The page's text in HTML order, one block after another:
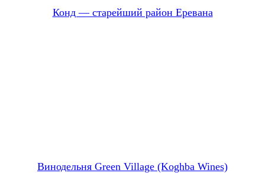
Конд — старейший район Еревана
Винодельня Green Village (Koghba Wines)